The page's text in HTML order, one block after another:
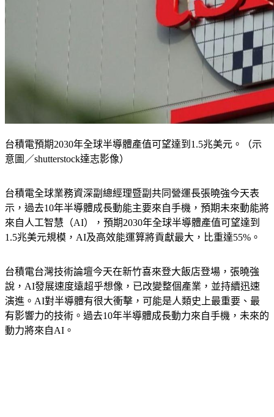
台積電預期2030年全球半導體產值可望達到1.5兆美元。（示
意圖／shutterstock達志影像）
台積電全球業務資深副總經理暨副共同營運長張曉強今天表
示，過去10年半導體成長動能主要來自手機，預期未來動能將
來自人工智慧（AI），預期2030年全球半導體產值可望達到
1.5兆美元規模，AI及高效能運算將貢獻最大，比重達55%。
台積電台灣技術論壇今天在新竹喜來登大飯店登場，張曉強
說，AI發展速度遠超乎想像，已改變整個產業，並持續迅速
演進。AI對半導體有很大衝擊，可能是人類史上最重要、最
有影響力的技術。過去10年半導體成長動力來自手機，未來的
動力將來自AI。